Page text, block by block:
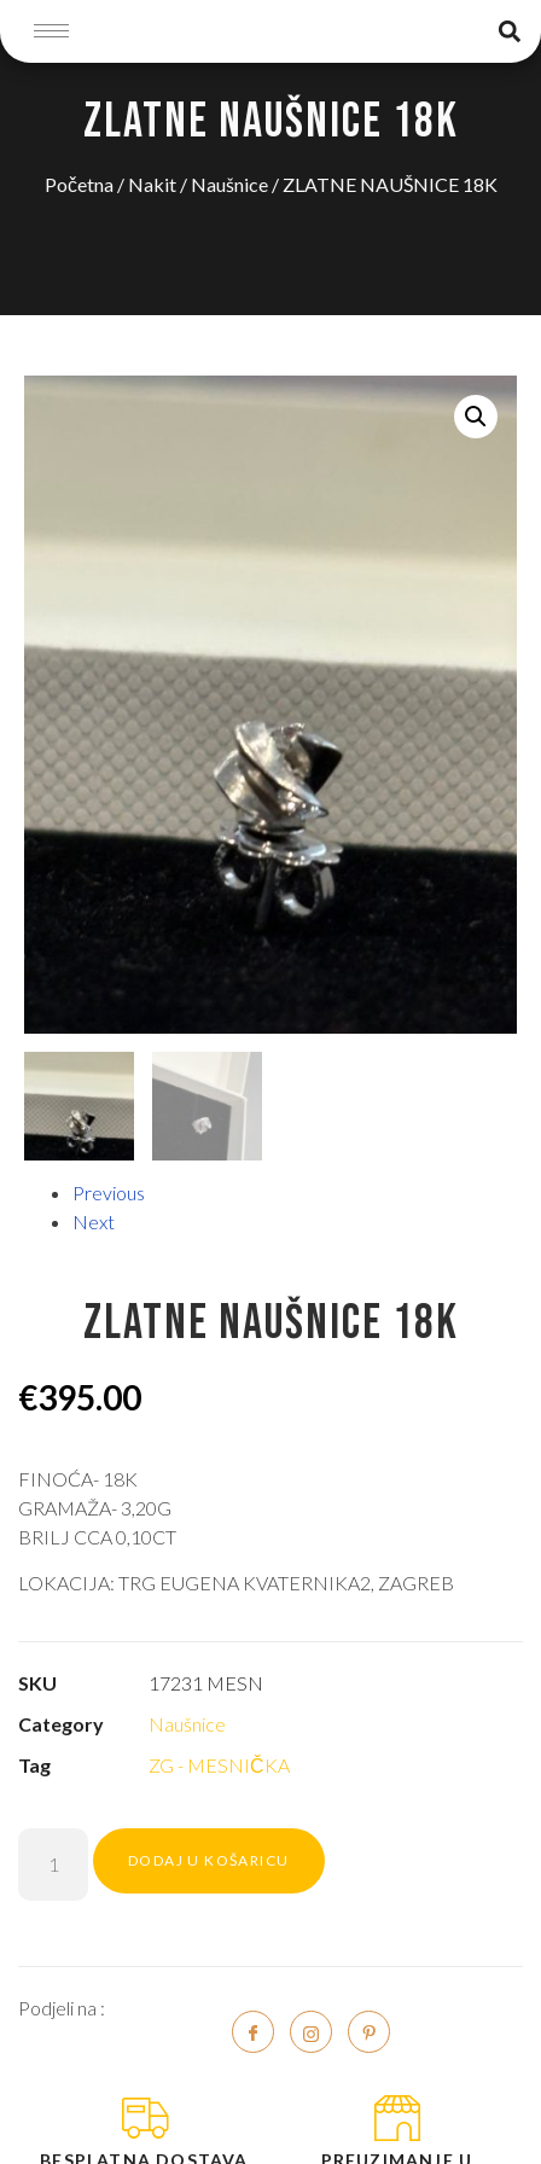
ZLATNE NAUŠNICE 18K
Početna/ Nakit/ Naušnice/ ZLATNE NAUŠNICE 18K
Previous
Next
ZLATNE NAUŠNICE 18K
€395.00
FINOĆA- 18K
GRAMAŽA- 3,20G
BRILJ CCA 0,10CT
LOKACIJA: TRG EUGENA KVATERNIKA2, ZAGREB
SKU
17231 MESN
Category
Naušnice
Tag
ZG - MESNIČKA
DODAJ U KOŠARICU
Podjeli na :
BESPLATNA DOSTAVA PREUZIMANJE U